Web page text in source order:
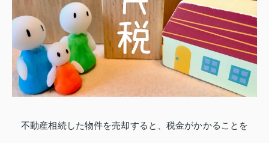
不動産相続した物件を売却すると、税金がかかることを